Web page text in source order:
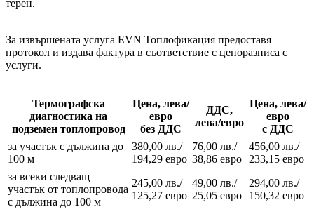
терен.
За извършената услуга EVN Топлофикация предоставя
протокол и издава фактура в съответствие с ценоразписа с
услуги.
Термографска
диагностика на
подземен топлопровод
Цена, лева/
евро
без ДДС
ДДС,
лева/евро
Цена, лева/
евро
с ДДС
за участък с дължина до
100 м
380,00 лв./
194,29 евро
76,00 лв./
38,86 евро
456,00 лв./
233,15 евро
за всеки следващ
участък от топлопровода
с дължина до 100 м
245,00 лв./
125,27 евро
49,00 лв./
25,05 евро
294,00 лв./
150,32 евро